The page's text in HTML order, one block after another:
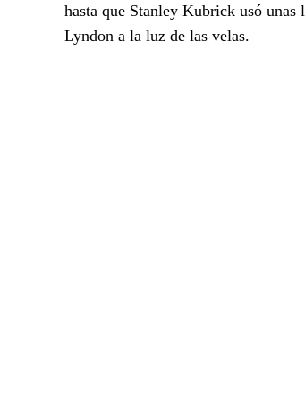
hasta que Stanley Kubrick usó
Lyndon a la luz de las velas.